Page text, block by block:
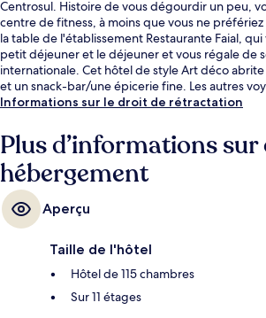
Centrosul. Histoire de vous dégourdir un peu,
centre de fitness, à moins que vous ne
la table de l'établissement Restaurante Faial,
petit déjeuner et le déjeuner et vous régale de
internationale. Cet hôtel de style Art déco
et un snack-bar/une épicerie fine. Les autres
personnel attentionné.
Informations sur le droit de rétractation
Plus d’informations sur
hébergement
Aperçu
Taille de l'hôtel
Hôtel de 115 chambres
Sur 11 étages